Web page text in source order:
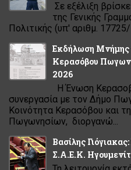
Σε εξέλιξη
της Γενικής
Πολιτικής (υπ' αριθμ.
Εκδήλωση Μνήμης
Κερασόβου
2026
Η Ένωση
συνεργασία με τον Δήμο
Κοινότητα Κερασόβου και
Πωγωνησίων, διοργανώ...
Βασίλης
Σ.Α.Ε.Κ.